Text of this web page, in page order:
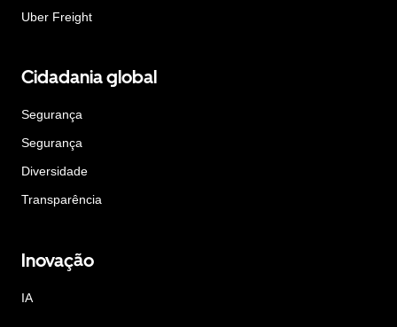
Uber Freight
Cidadania global
Segurança
Segurança
Diversidade
Transparência
Inovação
IA